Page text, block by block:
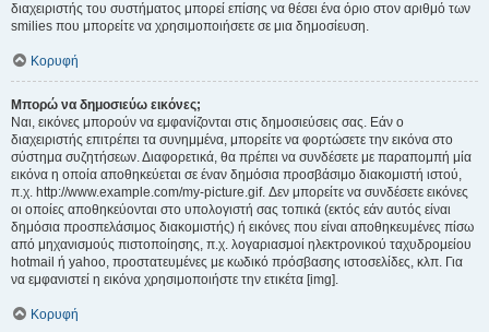
διαχειριστής του συστήματος μπορεί επίσης να θέσει ένα όριο στον αριθμό των
smilies που μπορείτε να χρησιμοποιήσετε σε μια δημοσίευση.
Κορυφή
Μπορώ να δημοσιεύω εικόνες;
Ναι, εικόνες μπορούν να εμφανίζονται στις δημοσιεύσεις σας. Εάν ο
διαχειριστής επιτρέπει τα συνημμένα, μπορείτε να φορτώσετε την εικόνα στο
σύστημα συζητήσεων. Διαφορετικά, θα πρέπει να συνδέσετε με παραπομπή μία
εικόνα η οποία αποθηκεύεται σε έναν δημόσια προσβάσιμο διακομιστή ιστού,
π.χ. http://www.example.com/my-picture.gif. Δεν μπορείτε να συνδέσετε εικόνες
οι οποίες αποθηκεύονται στο υπολογιστή σας τοπικά (εκτός εάν αυτός είναι
δημόσια προσπελάσιμος διακομιστής) ή εικόνες που είναι αποθηκευμένες πίσω
από μηχανισμούς πιστοποίησης, π.χ. λογαριασμοί ηλεκτρονικού ταχυδρομείου
hotmail ή yahoo, προστατευμένες με κωδικό πρόσβασης ιστοσελίδες, κλπ. Για
να εμφανιστεί η εικόνα χρησιμοποιήστε την ετικέτα [img].
Κορυφή